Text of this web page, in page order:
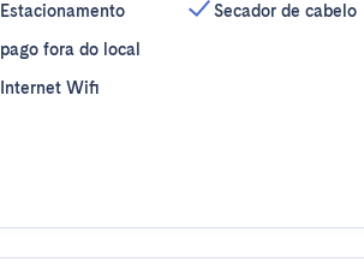
Estacionamento
pago fora do local
Internet Wifi
Secador de cabelo